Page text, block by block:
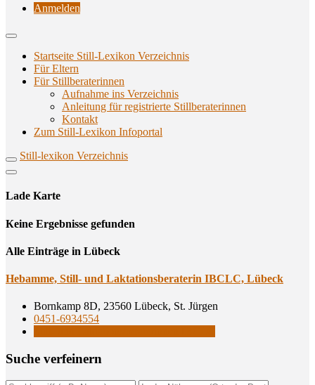
Anmelden
Startseite Still-Lexikon Verzeichnis
Für Eltern
Für Stillberaterinnen
Aufnahme ins Verzeichnis
Anlei­tung für regis­trier­te Stillberaterinnen
Kon­takt
Zum Still-Lexikon Infoportal
Still-lexikon Verzeichnis
Lade Karte
Кeine Ergebnisse gefunden
Alle Einträge in Lübeck
Heb­am­me, Still- und Lak­ta­ti­ons­be­ra­te­rin IBCLC, Lübeck
Bornkamp 8D, 23560 Lübeck, St. Jürgen
0451-6934554
Suche ver­fei­nern